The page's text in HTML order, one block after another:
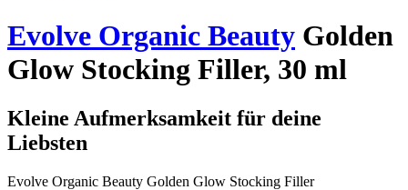
Evolve Organic Beauty Golden
Glow Stocking Filler, 30 ml
Kleine Aufmerksamkeit für deine
Liebsten
Evolve Organic Beauty Golden Glow Stocking Filler